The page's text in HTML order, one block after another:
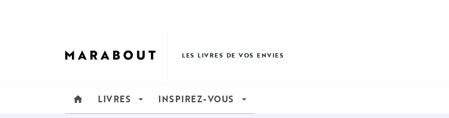
LES LIVRES DE VOS ENVIES
home LIVRES arrow_drop_down INSPIREZ-VOUS arrow_drop_down